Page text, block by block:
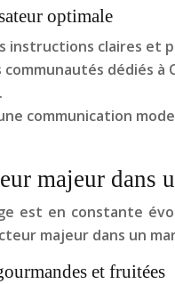
optimale
instructions claires et
communautés dédiés
communication
majeur dans
est en constante
majeur dans un
et fruitées